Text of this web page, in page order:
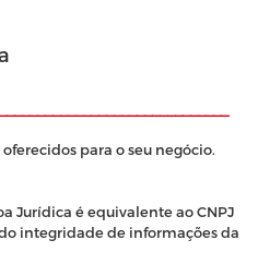
para o seu negócio.
Jurídica é equivalente ao CNPJ
integridade de informações da